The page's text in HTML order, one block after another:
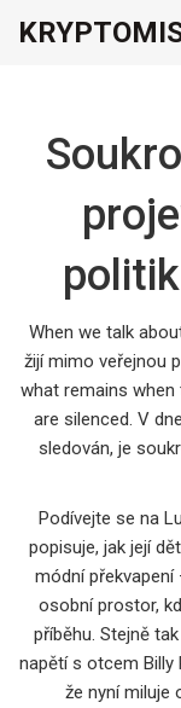
When we talk
žijí mimo veřejnou
what remains
are silenced. V
sledován, je
Podívejte se na
popisuje, jak její
módní
osobní prostor,
příběhu. Stejně tak
napětí s otcem Billy
že nyní miluje